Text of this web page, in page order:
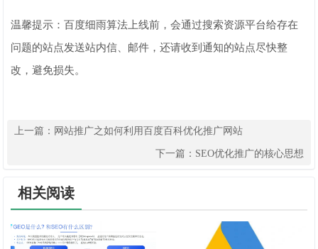
温馨提示：百度细雨算法上线前，会通过搜索资源平台给存在
问题的站点发送站内信、邮件，还请收到通知的站点尽快整
改，避免损失。
上一篇： 网站推广之如何利用百度百科优化推广网站
下一篇： SEO优化推广的核心思想
相关阅读